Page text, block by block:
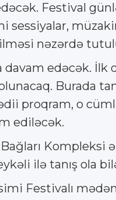
Festival
sessiyalar,
nəzərdə
davam edəcək.
Burada
proqram, o
ediləcək.
ilə tanış ola
Festivalı